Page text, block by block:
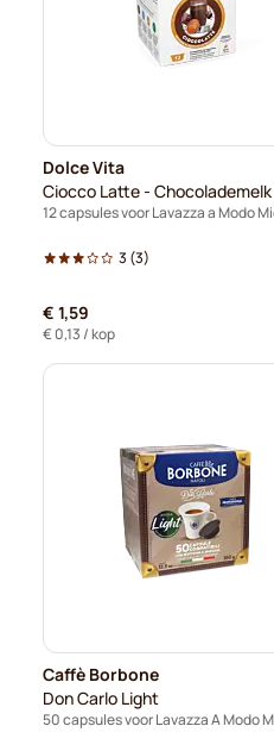
Dolce Vita
Ciocco Latte - Chocolademelk
12 capsules voor Lavazza a Modo
3 (3)
€ 1,59
€ 0,13 / kop
Caffè Borbone
Don Carlo Light
50 capsules voor Lavazza A Modo